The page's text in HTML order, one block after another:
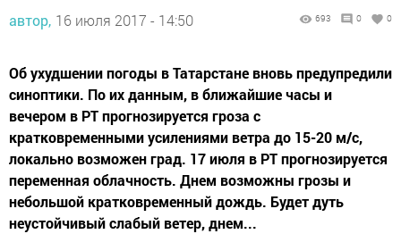
автор, 16 июля 2017 - 14:50 693 0 0
Об ухудшении погоды в Татарстане вновь предупредили
синоптики. По их данным, в ближайшие часы и
вечером в РТ прогнозируется гроза с
кратковременными усилениями ветра до 15-20 м/с,
локально возможен град. 17 июля в РТ прогнозируется
переменная облачность. Днем возможны грозы и
небольшой кратковременный дождь. Будет дуть
неустойчивый слабый ветер, днем...